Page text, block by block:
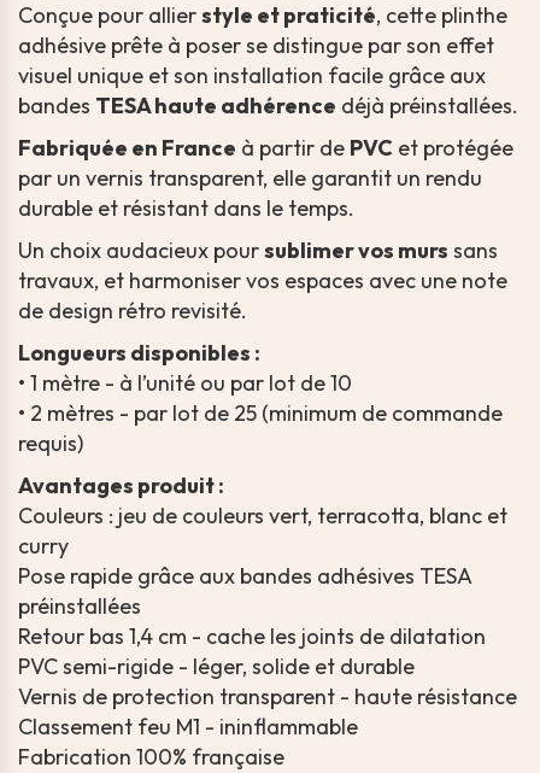
Conçue pour allierstyle et praticité, cette plinthe
adhésive prête à poser se distingue par son effet
visuel unique et son installation facile grâce aux
bandes TESA haute adhérence déjà préinstallées.
Fabriquée en France à partir de PVC et protégée
par un vernis transparent, elle garantit un rendu
durable et résistant dans le temps.
Un choix audacieux poursublimer vos murs sans
travaux, et harmoniser vos espaces avec une note
de design rétro revisité.
Longueurs disponibles :
• 1 mètre - à l’unité ou par lot de 10
• 2 mètres - par lot de 25 (minimum de commande
requis)
Avantages produit :
Couleurs : jeu de couleurs vert, terracotta, blanc et
curry
Pose rapide grâce aux bandes adhésives TESA
préinstallées
Retour bas 1,4 cm - cache les joints de dilatation
PVC semi-rigide - léger, solide et durable
Vernis de protection transparent - haute résistance
Classement feu M1 - ininflammable
Fabrication 100% française